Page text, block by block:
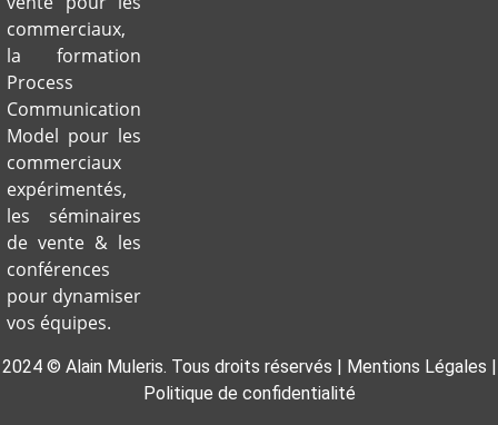
commerciaux,
la formation
Process
Communication
Model pour les
commerciaux
expérimentés,
les séminaires
de vente & les
conférences
pour dynamiser
vos équipes.
2024 © Alain Muleris. Tous droits réservés | Mentions Légales |
Politique de confidentialité